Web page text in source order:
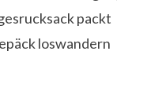
packt
loswandern